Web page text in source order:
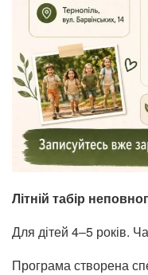
Літній табір
Для дітей 4–5 років.
Програма створена